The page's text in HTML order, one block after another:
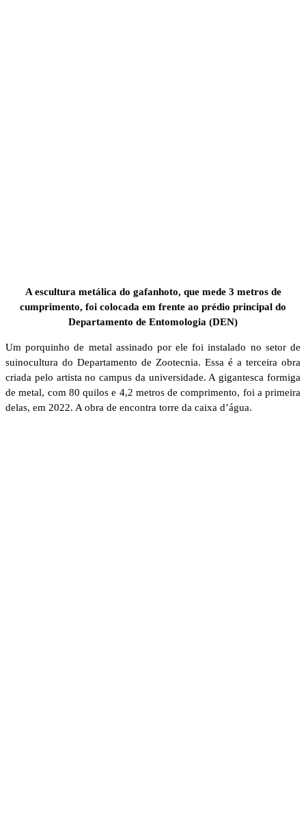
A escultura metálica do gafanhoto, que mede 3 metros de
cumprimento, foi colocada em frente ao prédio principal do
Departamento de Entomologia (DEN)
Um porquinho de metal assinado por ele foi instalado no setor de
suinocultura do Departamento de Zootecnia. Essa é a terceira obra
criada pelo artista no campus da universidade. A gigantesca formiga
de metal, com 80 quilos e 4,2 metros de comprimento, foi a primeira
delas, em 2022. A obra de encontra torre da caixa d’água.